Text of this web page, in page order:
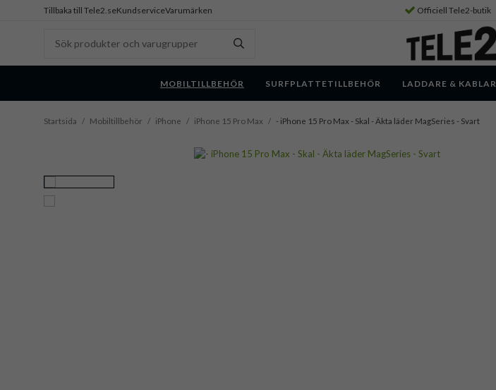
Tillbaka till Tele2.seKundserviceVarumärken Officiell Tele2-butik
MOBILTILLBEHÖR SURFPLATTETILLBEHÖR LADDARE & KABLAR
Startsida / Mobiltillbehör / iPhone / iPhone 15 Pro Max / - iPhone 15 Pro Max - Skal - Äkta läder MagSeries - Svart